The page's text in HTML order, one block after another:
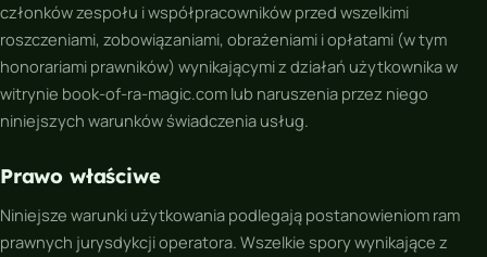
członków zespołu i współpracowników przed wszelkimi
roszczeniami, zobowiązaniami, obrażeniami i opłatami (w tym
honorariami prawników) wynikającymi z działań użytkownika w
witrynie book-of-ra-magic.com lub naruszenia przez niego
niniejszych warunków świadczenia usług.
Prawo właściwe
Niniejsze warunki użytkowania podlegają postanowieniom ram
prawnych jurysdykcji operatora. Wszelkie spory wynikające z